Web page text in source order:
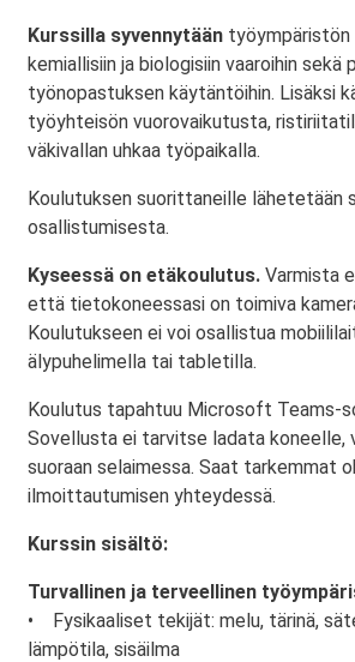
Kurssilla syvennytään työympäristön
kemiallisiin ja biologisiin vaaroihin sekä
työnopastuksen käytäntöihin. Lisäksi
työyhteisön vuorovaikutusta,
väkivallan uhkaa työpaikalla.
Koulutuksen suorittaneille lähetetään
osallistumisesta.
Kyseessä on etäkoulutus. Varmista
että tietokoneessasi on toimiva
Koulutukseen ei voi osallistua
älypuhelimella tai tabletilla.
Koulutus tapahtuu Microsoft Teams-
Sovellusta ei tarvitse ladata koneelle,
suoraan selaimessa. Saat tarkemmat
ilmoittautumisen yhteydessä.
Kurssin sisältö:
Turvallinen ja terveellinen
• Fysikaaliset tekijät: melu, tärinä,
lämpötila, sisäilma